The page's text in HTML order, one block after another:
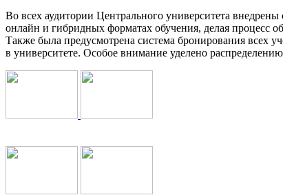
Во всех аудитории Центрального университета
онлайн и гибридных форматах обучения, делая процесс
Также была предусмотрена система бронирования всех
в университете. Особое внимание уделено